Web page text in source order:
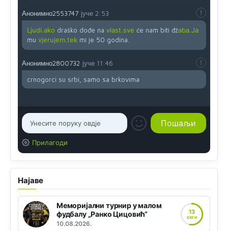
Анонимно2553747 јуче 2:53
Ljudi.ako draško dođe na vlast.sve će nam biti đžaba.Ja
mu vjerujem.tek mi je 50 godina.
Анонимно2800732 јуче 11:46
crnogorci su srbi, samo sa brkovima
Прилагоди
Најаве
Меморијални турнир у малом
фудбалу „Ранко Цицовић“
10.08.2026.
13
САТИ